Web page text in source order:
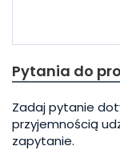
Pytania do
Zadaj pytanie
przyjemnością
zapytanie.